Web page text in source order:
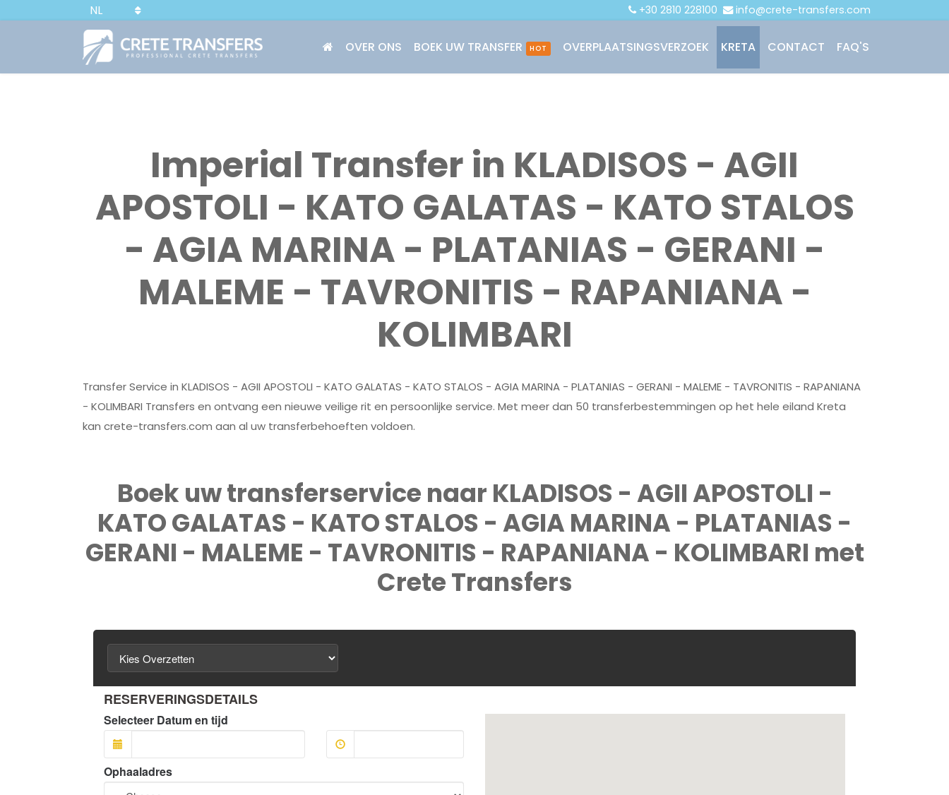
NL +30 2810 228100 info@crete-transfers.com
OVER ONS BOEK UW TRANSFER HOT OVERPLAATSINGSVERZOEK KRETA CONTACT FAQ'S
Imperial Transfer in KLADISOS - AGII
APOSTOLI - KATO GALATAS - KATO STALOS
- AGIA MARINA - PLATANIAS - GERANI -
MALEME - TAVRONITIS - RAPANIANA -
KOLIMBARI
Transfer Service in KLADISOS - AGII APOSTOLI - KATO GALATAS - KATO STALOS - AGIA MARINA - PLATANIAS - GERANI - MALEME - TAVRONITIS - RAPANIANA
- KOLIMBARI Transfers en ontvang een nieuwe veilige rit en persoonlijke service. Met meer dan 50 transferbestemmingen op het hele eiland Kreta
kan crete-transfers.com aan al uw transferbehoeften voldoen.
Boek uw transferservice naar KLADISOS - AGII APOSTOLI -
KATO GALATAS - KATO STALOS - AGIA MARINA - PLATANIAS -
GERANI - MALEME - TAVRONITIS - RAPANIANA - KOLIMBARI met
Crete Transfers
RESERVERINGSDETAILS
Selecteer Datum en tijd
Ophaaladres